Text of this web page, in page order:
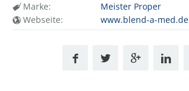
Marke:
Meister Proper
Webseite:
www.blend-a-med.de